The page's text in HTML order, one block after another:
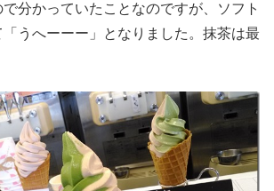
分かっていたことなのですが、ソフト
うへーーー」となりました。抹茶は最